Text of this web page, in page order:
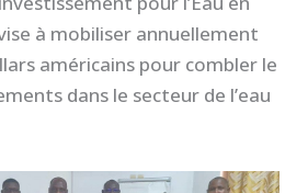
à mobiliser annuellement
américains pour combler le
dans le secteur de l’eau